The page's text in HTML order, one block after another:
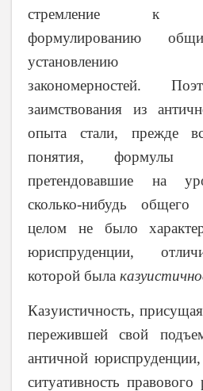
стремление к
формулированию
установлению
закономерностей.
заимствования из
опыта стали, прежде
понятия, формулы
претендовавшие на
сколько-нибудь
целом не было
юриспруденции,
которой была
Казуистичность,
пережившей свой
античной
ситуативность правового